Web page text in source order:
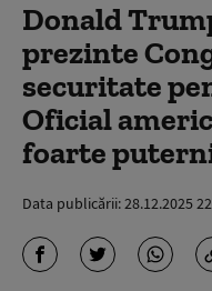
Donald
prezinte
securitate
Oficial
foarte
Data publicării:28.12.2025